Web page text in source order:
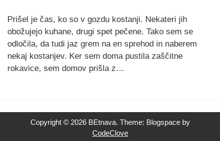
Prišel je čas, ko so v gozdu kostanji. Nekateri jih
obožujejo kuhane, drugi spet pečene. Tako sem se
odločila, da tudi jaz grem na en sprehod in naberem
nekaj kostanjev. Ker sem doma pustila zaščitne
rokavice, sem domov prišla z…
Copyright © 2026 BEtnava. Theme: Blogspace by
CodeClove